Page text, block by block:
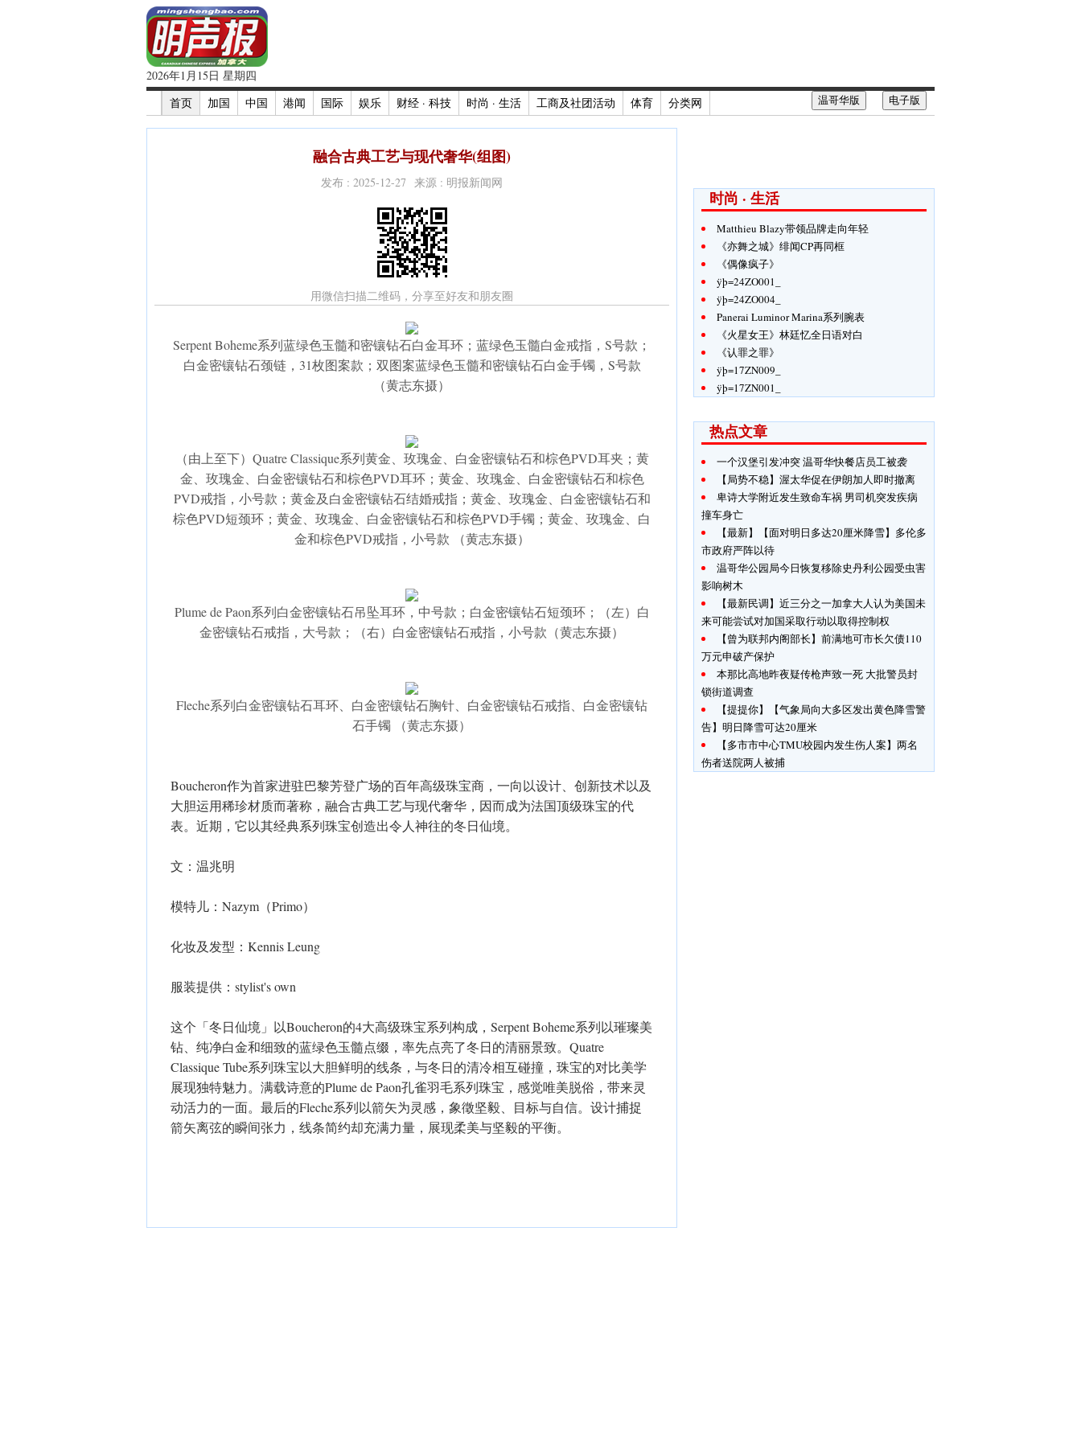
2026年1月15日 星期四
首页
加国 中国 港闻 国际 娱乐 财经 · 科技 时尚 · 生活 工商及社团活动 体育 分类网 电子版
温哥华版
融合古典工艺与现代奢华(组图)
发布 : 2025-12-27 来源 : 明报新闻网
用微信扫描二维码，分享至好友和朋友圈
Serpent Boheme系列蓝绿色玉髓和密镶钻石白金耳环；蓝绿色玉髓白金戒指，S号款；
白金密镶钻石颈链，31枚图案款；双图案蓝绿色玉髓和密镶钻石白金手镯，S号款
（黄志东摄）
（由上至下）Quatre Classique系列黄金、玫瑰金、白金密镶钻石和棕色PVD耳夹；黄
金、玫瑰金、白金密镶钻石和棕色PVD耳环；黄金、玫瑰金、白金密镶钻石和棕色
PVD戒指，小号款；黄金及白金密镶钻石结婚戒指；黄金、玫瑰金、白金密镶钻石和
棕色PVD短颈环；黄金、玫瑰金、白金密镶钻石和棕色PVD手镯；黄金、玫瑰金、白
金和棕色PVD戒指，小号款 （黄志东摄）
Plume de Paon系列白金密镶钻石吊坠耳环，中号款；白金密镶钻石短颈环；（左）白
金密镶钻石戒指，大号款；（右）白金密镶钻石戒指，小号款（黄志东摄）
Fleche系列白金密镶钻石耳环、白金密镶钻石胸针、白金密镶钻石戒指、白金密镶钻
石手镯 （黄志东摄）
Boucheron作为首家进驻巴黎芳登广场的百年高级珠宝商，一向以设计、创新技术以及
大胆运用稀珍材质而著称，融合古典工艺与现代奢华，因而成为法国顶级珠宝的代
表。近期，它以其经典系列珠宝创造出令人神往的冬日仙境。
文：温兆明
模特儿：Nazym（Primo）
化妆及发型：Kennis Leung
服装提供：stylist's own
这个「冬日仙境」以Boucheron的4大高级珠宝系列构成，Serpent Boheme系列以璀璨美
钻、纯净白金和细致的蓝绿色玉髓点缀，率先点亮了冬日的清丽景致。Quatre
Classique Tube系列珠宝以大胆鲜明的线条，与冬日的清冷相互碰撞，珠宝的对比美学
展现独特魅力。满载诗意的Plume de Paon孔雀羽毛系列珠宝，感觉唯美脱俗，带来灵
动活力的一面。最后的Fleche系列以箭矢为灵感，象徵坚毅、目标与自信。设计捕捉
箭矢离弦的瞬间张力，线条简约却充满力量，展现柔美与坚毅的平衡。
时尚 · 生活
Matthieu Blazy带领品牌走向年轻
《亦舞之城》绯闻CP再同框
《偶像疯子》
ÿþ=24ZO001_
ÿþ=24ZO004_
Panerai Luminor Marina系列腕表
《火星女王》林廷忆全日语对白
《认罪之罪》
ÿþ=17ZN009_
ÿþ=17ZN001_
热点文章
一个汉堡引发冲突 温哥华快餐店员工被袭
【局势不稳】渥太华促在伊朗加人即时撤离
卑诗大学附近发生致命车祸 男司机突发疾病
撞车身亡
【最新】【面对明日多达20厘米降雪】多伦多
市政府严阵以待
温哥华公园局今日恢复移除史丹利公园受虫害
影响树木
【最新民调】近三分之一加拿大人认为美国未
来可能尝试对加国采取行动以取得控制权
【曾为联邦内阁部长】前满地可市长欠债110
万元申破产保护
本那比高地昨夜疑传枪声致一死 大批警员封
锁街道调查
【提提你】【气象局向大多区发出黄色降雪警
告】明日降雪可达20厘米
【多市市中心TMU校园内发生伤人案】两名
伤者送院两人被捕